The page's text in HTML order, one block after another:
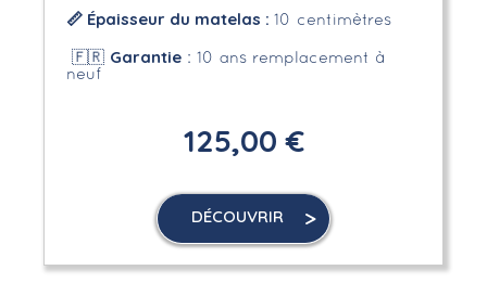
📏 Épaisseur du matelas : 10 centimètres
🇫🇷 Garantie: 10 ans remplacement à
neuf
125,00 €
DÉCOUVRIR